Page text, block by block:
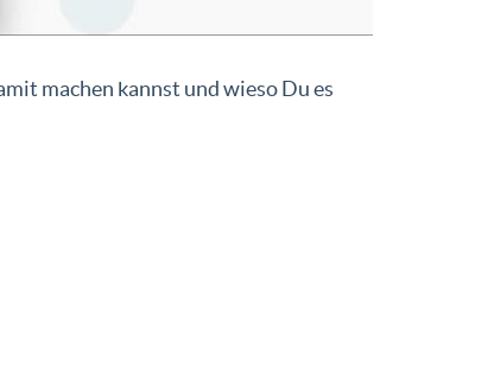
machen kannst und wieso Du es